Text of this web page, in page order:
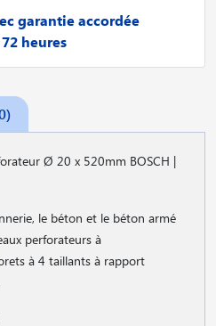
garantie accordée
heures
Ø 20 x 520mm BOSCH |
le béton et le béton armé
perforateurs à
à 4 taillants à rapport